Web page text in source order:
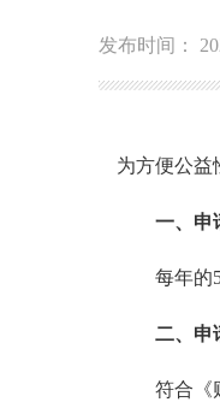
发布时间：
为方便公益
一、申
每年的
二、 申
符合《